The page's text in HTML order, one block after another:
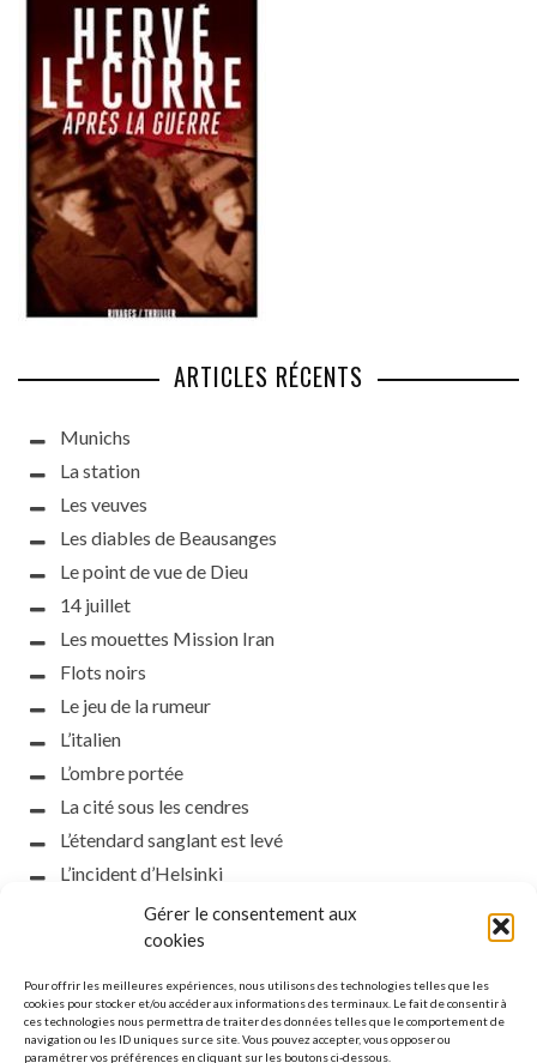
Gérer le consentement aux
cookies
Pour offrir les meilleures expériences, nous utilisons des technologies telles que les
cookies pour stocker et/ou accéder aux informations des terminaux. Le fait de consentir à
ces technologies nous permettra de traiter des données telles que le comportement de
navigation ou les ID uniques sur ce site. Vous pouvez accepter, vous opposer ou
paramétrer vos préférences en cliquant sur les boutons ci-dessous.
ARTICLES RÉCENTS
Munichs
La station
Les veuves
Les diables de Beausanges
Le point de vue de Dieu
14 juillet
Les mouettes Mission Iran
Flots noirs
Le jeu de la rumeur
L’italien
L’ombre portée
La cité sous les cendres
L’étendard sanglant est levé
L’incident d’Helsinki
la petite fasciste
Toutes les nuances de la nuit
Que s’obscurcissent le soleil et la lumière
Le silence